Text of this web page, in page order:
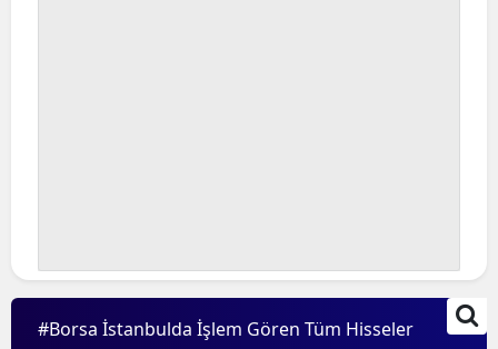
Çankırı
Çorum
#Borsa İstanbulda İşlem Gören Tüm Hisseler